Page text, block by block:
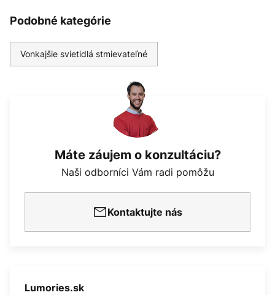
Podobné kategórie
Vonkajšie svietidlá stmievateľné
Máte záujem o konzultáciu?
Naši odborníci Vám radi pomôžu
Kontaktujte nás
Lumories.sk